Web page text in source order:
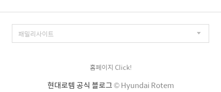
홈페이지 Click!
현대로템 공식 블로그© Hyundai Rotem